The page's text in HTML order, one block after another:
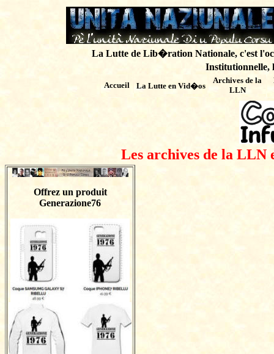
La Lutte de Lib�ration Nationale, c'est
Institutionnelle,
Accueil La Lutte en Vid�os
Archives de la
LLN
Les archives de la LLN
Offrez un produit
Generazione76